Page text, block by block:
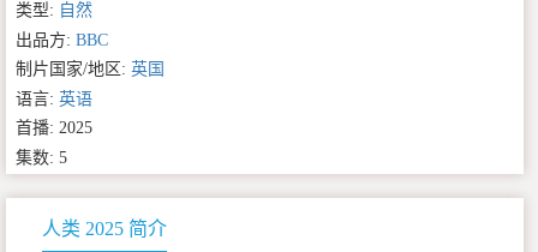
类型: 自然
出品方: BBC
制片国家/地区: 英国
语言: 英语
首播: 2025
集数: 5
人类 2025 简介